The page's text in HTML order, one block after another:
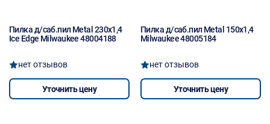
Пилка д/саб.пил Metal 230x1,4
Ice Edge Milwaukee 48004188
нет отзывов
Уточнить цену
Пилка д/саб.пил Metal 150x1,4
Milwaukee 48005184
нет отзывов
Уточнить цену